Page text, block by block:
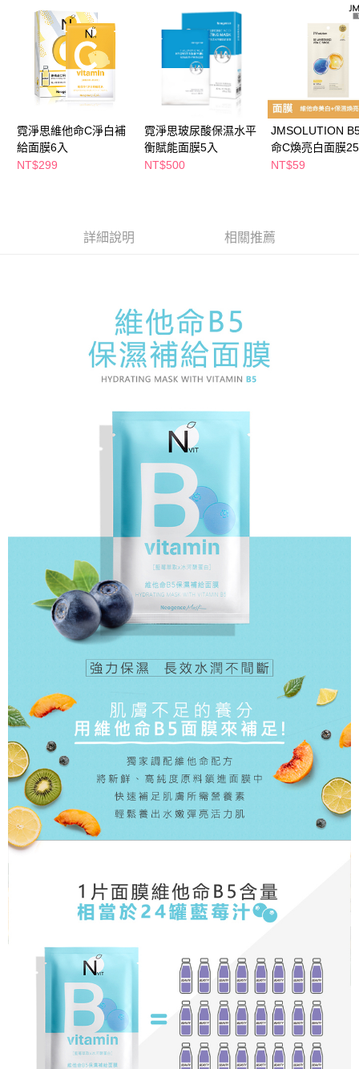
※ 請注意：結帳手續完成當下不需立刻繳費，但若您需要取消訂單，請聯絡
購買商品的店家。未經商家同意取消之訂單仍視為有效，需透過AFTEE先享
後付繳納相關費用。
※ 交易是否成功請以「AFTEE先享後付 」之結帳頁面顯示為準，若有關於
是否繳費成功／繳費後需取消欲退款等相關疑問，請聯繫「AFTEE先享後付
客戶支援中心」https://netprotections.freshdesk.com/support/home
１．透過由恩沛科技股份有限公司提供之「AFTEE先享後付」服務完成之交
易，需依本服務之必要範圍內提供個人資料，並將交易相關給付款項請求債
權轉讓予恩沛科技股份有限公司。
２．關於個人資料處理事宜，請瀏覽以下網址：
４．使用「AFTEE先享後付」時，將依據個別帳號之用戶狀況，依本公司即
每筆NT$65，滿NT$490(含以上)免運費
付款後萊爾富取貨
每筆NT$65，滿NT$490(含以上)免運費
7-11取貨付款
每筆NT$65，滿NT$490(含以上)免運費
付款後7-11取貨
每筆NT$100，滿NT$790(含以上)免運費
霓淨思維他命C淨白補
給面膜6入
NT$299
霓淨思玻尿酸保濕水平
衡賦能面膜5入
NT$500
JMSOLUTION
命C煥亮白面膜
NT$59
詳細說明 相關推薦